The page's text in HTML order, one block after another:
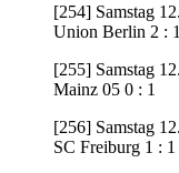
[254] Samstag
Union Berlin 2 : 1
[255] Samstag
Mainz 05 0 : 1
[256] Samstag
SC Freiburg 1 : 1